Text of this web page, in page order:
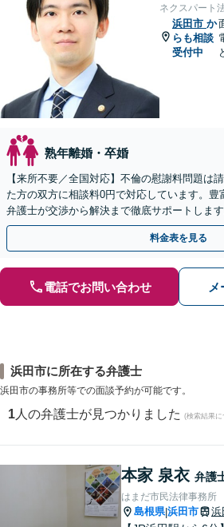
ネクスパート
浜田市 か
らも相談
受付中
熟年離婚・卒婚
【来所不要／全国対応】不倫の慰謝料問題は
た方の双方に相談料0円で対応しています。豊
弁護士が交渉から解決まで徹底サポートしま
手金の返還保証もありますので安心してご相
料金表を見る
電話でお問い合わせ
浜田市に所在する弁護士
浜田市の事務所等での面談予約が可能です。
1 人の弁護士が見つかりました (検索結果に
本家 泉衣 弁護
はまだ市民法律事務所
島根県|浜田市 浜